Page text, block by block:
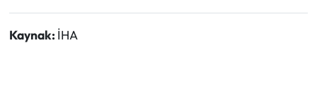
Kaynak: İHA